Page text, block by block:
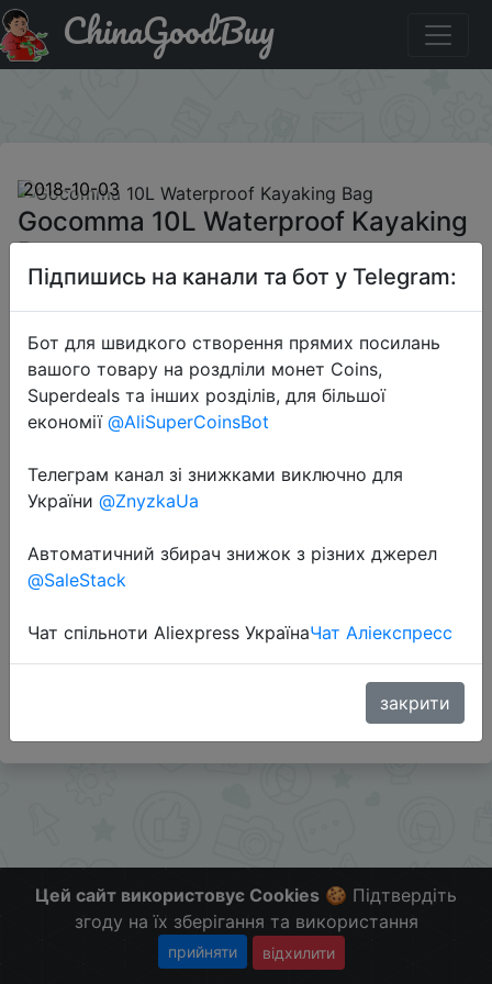
Паридбати з промокодом GO10LGB Gocomma 10L
Waterproof Kayaking Bag
ChinaGoodBuy
2018-10-03
Gocomma 10L Waterproof Kayaking
Bag
$9.99
Промокод:
Слідкуйте за знижками на мобільному, в телеграм
Цей сайт використовує Cookies 🍪 Підтвердіть
згоду на їх зберігання та використання
прийняти відхилити
Підпишись на канали та бот у Telegram:
Бот для швидкого створення прямих посилань
вашого товару на роздліли монет Coins,
Superdeals та інших розділів, для більшої
економії @AliSuperCoinsBot
Телеграм канал зі знижками виключно для
України @ZnyzkaUa
Автоматичний збирач знижок з різних джерел
@SaleStack
Чат спільноти Aliexpress УкраїнаЧат Аліекспресс
закрити